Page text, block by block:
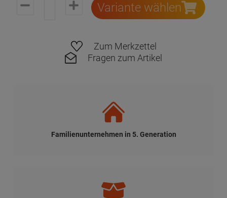
Variante wählen
Zum Merkzettel
Fragen zum Artikel
Familienunternehmen in 5. Generation